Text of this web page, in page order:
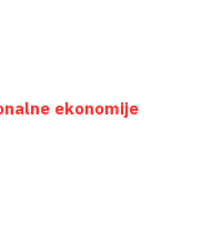
ekonomije